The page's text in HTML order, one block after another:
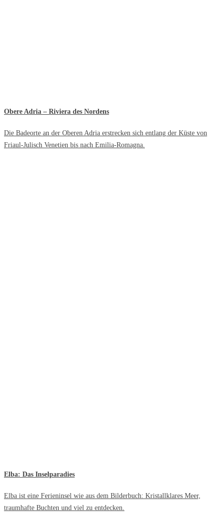
Obere Adria – Riviera des Nordens
Die Badeorte an der Oberen Adria erstrecken sich entlang der Küste von
Friaul-Julisch Venetien bis nach Emilia-Romagna.
Elba: Das Inselparadies
Elba ist eine Ferieninsel wie aus dem Bilderbuch: Kristallklares Meer,
traumhafte Buchten und viel zu entdecken.